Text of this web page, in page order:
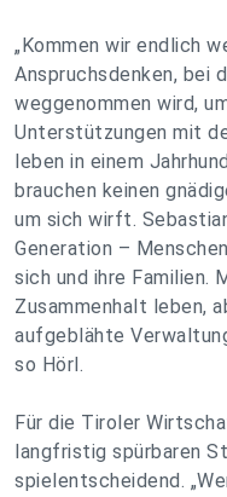
„Kommen wir endlich
Anspruchsdenken, bei
weggenommen wird,
Unterstützungen mit
leben in einem
brauchen keinen
um sich wirft.
Generation –
sich und ihre Familien.
Zusammenhalt leben,
aufgeblähte
so Hörl.
Für die Tiroler
langfristig spürbaren
spielentscheidend.